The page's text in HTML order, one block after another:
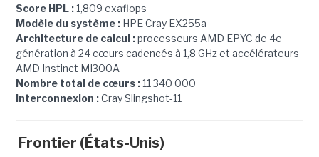
Score HPL :1,809 exaflops
Modèle du système :HPE Cray EX255a
Architecture de calcul :processeurs AMD EPYC de 4e
génération à 24 cœurs cadencés à 1,8 GHz et accélérateurs
AMD Instinct MI300A
Nombre total de cœurs :11 340 000
Interconnexion :Cray Slingshot-11
Frontier (États-Unis)